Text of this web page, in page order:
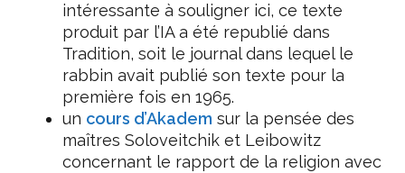
intéressante à souligner ici, ce texte
produit par l’IA a été republié dans
Tradition, soit le journal dans lequel le
rabbin avait publié son texte pour la
première fois en 1965.
un cours d’Akadem sur la pensée des
maîtres Soloveitchik et Leibowitz
concernant le rapport de la religion avec